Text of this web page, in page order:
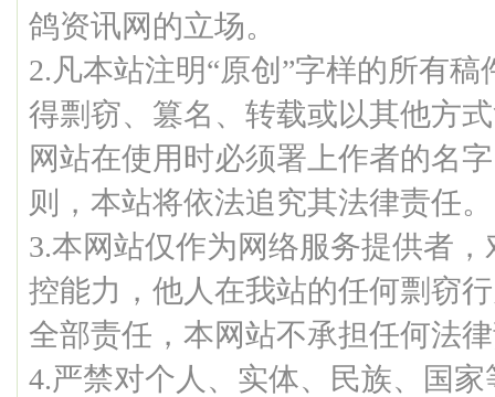
鸽资讯网的立场。
2.凡本站注明“原创”字样的所有
得剽窃、篡名、转载或以其他方
网站在使用时必须署上作者的名
则，本站将依法追究其法律责任。
3.本网站仅作为网络服务提供者
控能力，他人在我站的任何剽窃
全部责任，本网站不承担任何法
4.严禁对个人、实体、民族、国